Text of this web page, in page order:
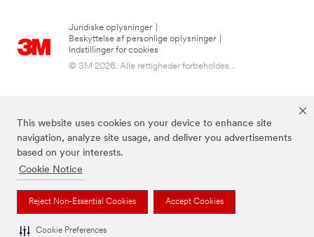
This website uses cookies on your device to enhance site
navigation, analyze site usage, and deliver you advertisements
based on your interests.
Cookie Notice
Reject Non-Essential Cookies Accept Cookies
Cookie Preferences
Juridiske oplysninger
Beskyttelse af personlige oplysninger
Indstillinger for cookies
© 3M 2026. Alle rettigheder forbeholdes...
3M, Post-it® og farven Canary Yellow™ er varemærker tilhørende 3M.